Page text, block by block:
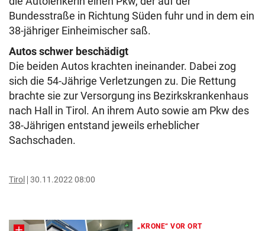
Bundesstraße in Richtung Süden fuhr und in dem ein
38-jähriger Einheimischer saß.
Autos schwer beschädigt
Die beiden Autos krachten ineinander. Dabei zog
sich die 54-Jährige Verletzungen zu. Die Rettung
brachte sie zur Versorgung ins Bezirkskrankenhaus
nach Hall in Tirol. An ihrem Auto sowie am Pkw des
38-Jährigen entstand jeweils erheblicher
Sachschaden.
Tirol 30.11.2022 08:00
„KRONE“ VOR ORT